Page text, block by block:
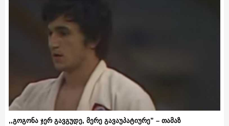
,,გოგონა ჯერ გავგუდე, მერე გავაუპატიურე” – თამაზ